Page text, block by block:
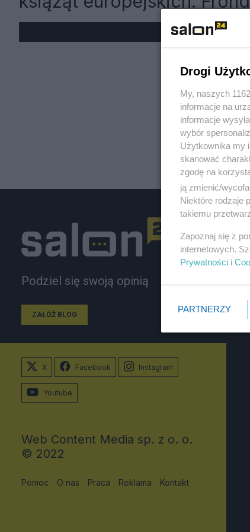
Podziel się swoją opinią
ZAŁÓŻ BLOG
X Facebook Instagram
Youtube
Web Content Media sp. z o. o.
© 2022
Pomoc O nas Praca Reklama Kontakt
Drogi
My, naszych
informacje na
informacje
wybór
Użytkownika my
skanować
zgodę na
ją zmienić/
Niektóre rodzaje
takiemu
Zapoznaj się z
internetowych.
Prywatności i
PARTNERZY